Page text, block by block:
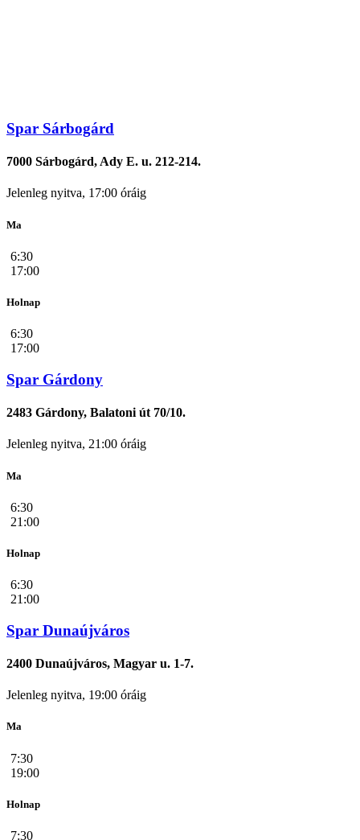
Spar Sárbogárd
7000 Sárbogárd, Ady E. u. 212-214.
Jelenleg nyitva, 17:00 óráig
Ma
6:30
17:00
Holnap
6:30
17:00
Spar Gárdony
2483 Gárdony, Balatoni út 70/10.
Jelenleg nyitva, 21:00 óráig
Ma
6:30
21:00
Holnap
6:30
21:00
Spar Dunaújváros
2400 Dunaújváros, Magyar u. 1-7.
Jelenleg nyitva, 19:00 óráig
Ma
7:30
19:00
Holnap
7:30